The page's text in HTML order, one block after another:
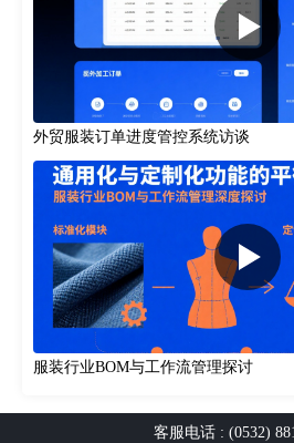
外贸服装订单进度管控系统访谈
服装行业BOM与工作流管理探讨
客服电话 : (0532)